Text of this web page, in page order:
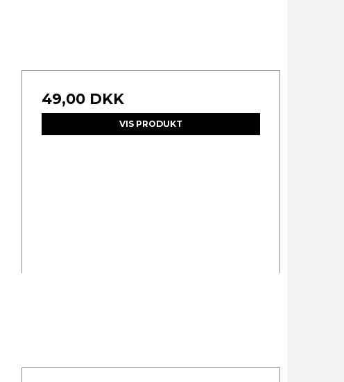
49,00 DKK
VIS PRODUKT